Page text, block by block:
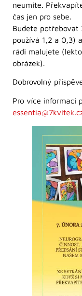
neumíte.
čas jen pro sebe.
Budete potřebovat
používá 1,2 a 0,3)
rádi malujete
obrázek).
Dobrovolný
Pro více informací